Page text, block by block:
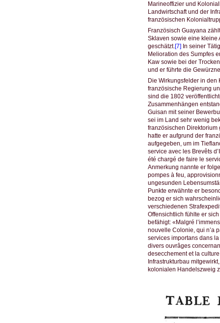
Marineoffizier und
Landwirtschaft und der
französischen
Französisch Guayana
Sklaven sowie eine kleine
geschätzt.[7] In seiner
Melioration des Sumpfes
Kaw sowie bei der
und er führte die
Die Wirkungsfelder in
französische Regierung
sind die 1802
Zusammenhängen
Guisan mit seiner
sei im Land sehr wenig
französischen
hatte er aufgrund der
aufgegeben, um im
service avec les Brevêts
été chargé de faire le
Anmerkung nannte er
pompes à feu,
ungesunden
Punkte erwähnte er
bezog er sich
verschiedenen
Offensichtlich fühlte er
befähigt: «Malgré
nouvelle Colonie, qui n’a
services importans dans
divers ouvrâges
desecchement et la
Infrastrukturbau
kolonialen Handelszweig